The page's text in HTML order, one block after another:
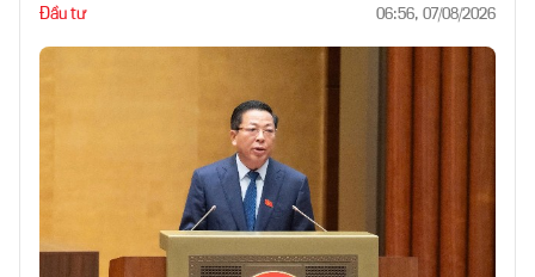
Đầu tư 06:56, 07/08/2026